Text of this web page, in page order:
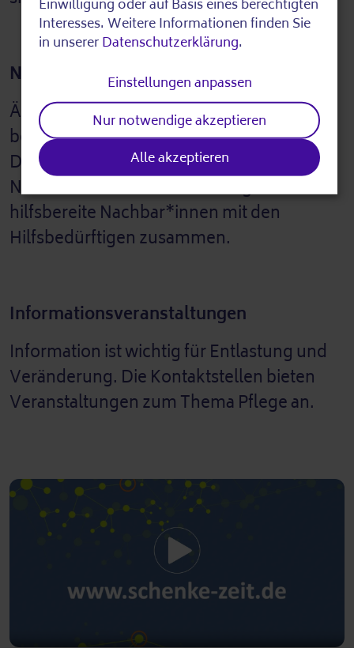
Nachbarschaftsinitiativen
Ältere und pflegebedürftige Menschen
benötigen oft Hilfe aus der Nachbarschaft.
Die Kontaktstellen fördern solche
Nachbarschaftshilfen und bringen
hilfsbereite Nachbar*innen mit den
Hilfsbedürftigen zusammen.
Informationsveranstaltungen
Information ist wichtig für Entlastung und
Veränderung. Die Kontaktstellen bieten
Veranstaltungen zum Thema Pflege an.
data
and
cookies
Einwilligung oder auf Basis eines berechtigten
Interesses. Weitere Informationen finden Sie
in unsererDatenschutzerklärung.
Einstellungen anpassen
Nur notwendige akzeptieren
Alle akzeptieren